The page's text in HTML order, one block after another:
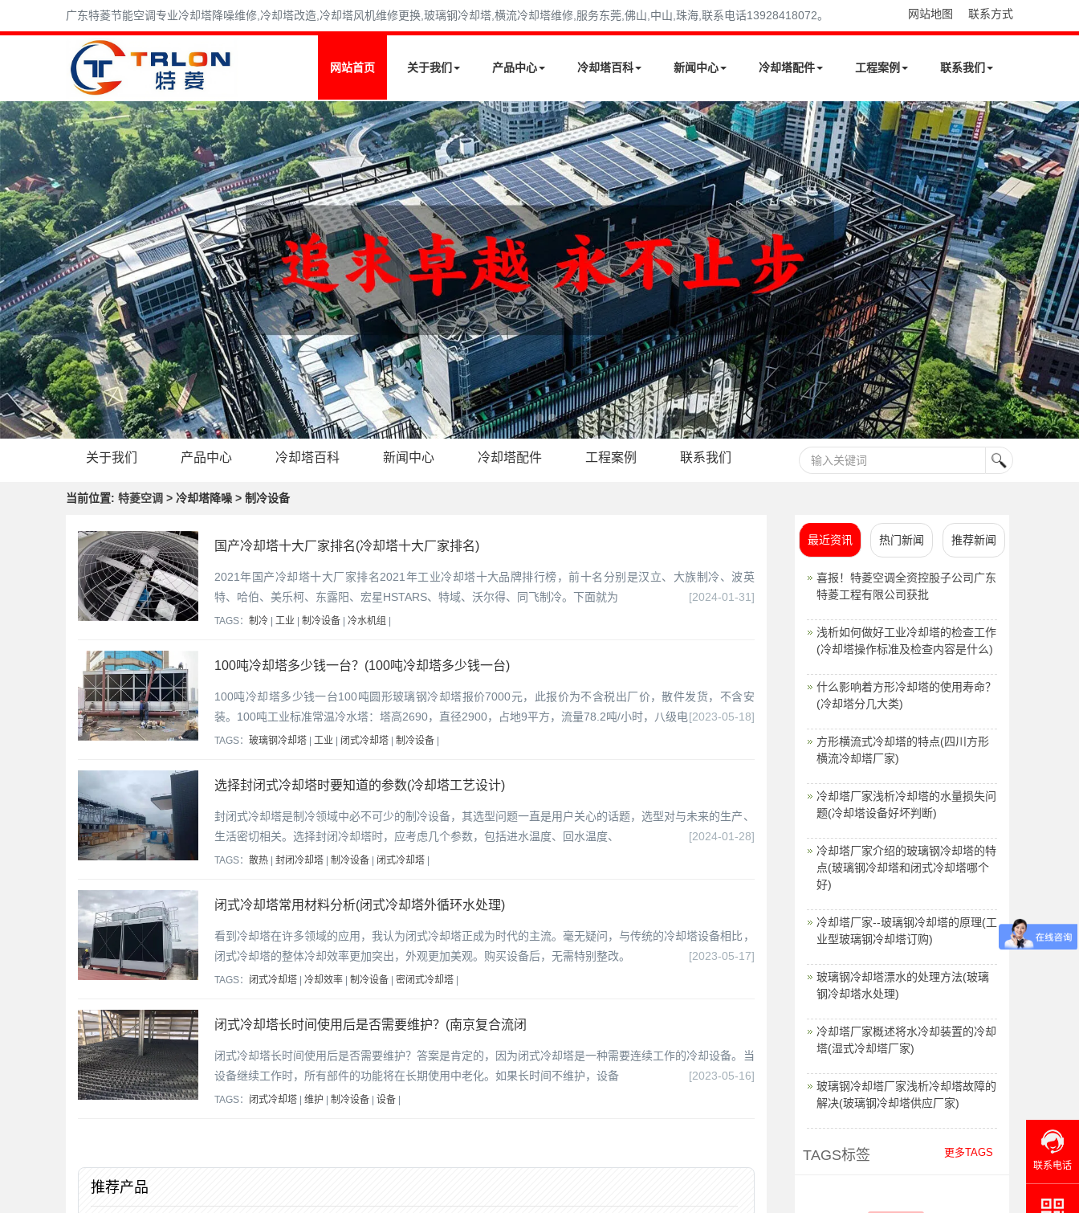
广东特菱节能空调专业冷却塔降噪维修,冷却塔改造,冷却塔风机维修更换,玻璃钢冷却塔,横流冷却塔维修,服务东莞,佛山,中山,珠海,联系电话13928418072。 网站地图 联系方式
网站首页 关于我们 产品中心 冷却塔百科 新闻中心 冷却塔配件 工程案例 联系我们
关于我们 产品中心 冷却塔百科 新闻中心 冷却塔配件 工程案例 联系我们
当前位置: 特菱空调 > 冷却塔降噪 > 制冷设备
国产冷却塔十大厂家排名(冷却塔十大厂家排名)
2021年国产冷却塔十大厂家排名2021年工业冷却塔十大品牌排行榜，前十名分别是汉立、大族制冷、波英
特、哈伯、美乐柯、东露阳、宏星HSTARS、特域、沃尔得、同飞制冷。下面就为
[2024-01-31]
TAGS： 制冷 | 工业 | 制冷设备 | 冷水机组 |
100吨冷却塔多少钱一台？(100吨冷却塔多少钱一台)
100吨冷却塔多少钱一台100吨圆形玻璃钢冷却塔报价7000元，此报价为不含税出厂价，散件发货，不含安
装。100吨工业标准常温冷水塔：塔高2690，直径2900，占地9平方，流量78.2吨/小时，八级电[2023-05-18]
TAGS： 玻璃钢冷却塔 | 工业 | 闭式冷却塔 | 制冷设备 |
选择封闭式冷却塔时要知道的参数(冷却塔工艺设计)
封闭式冷却塔是制冷领域中必不可少的制冷设备，其选型问题一直是用户关心的话题，选型对与未来的生产、
生活密切相关。选择封闭冷却塔时，应考虑几个参数，包括进水温度、回水温度、
[2024-01-28]
TAGS： 散热 | 封闭冷却塔 | 制冷设备 | 闭式冷却塔 |
闭式冷却塔常用材料分析(闭式冷却塔外循环水处理)
看到冷却塔在许多领域的应用，我认为闭式冷却塔正成为时代的主流。毫无疑问，与传统的冷却塔设备相比，
闭式冷却塔的整体冷却效率更加突出，外观更加美观。购买设备后，无需特别整改。
[2023-05-17]
TAGS： 闭式冷却塔 | 冷却效率 | 制冷设备 | 密闭式冷却塔 |
闭式冷却塔长时间使用后是否需要维护？(南京复合流闭
闭式冷却塔长时间使用后是否需要维护？答案是肯定的，因为闭式冷却塔是一种需要连续工作的冷却设备。当
设备继续工作时，所有部件的功能将在长期使用中老化。如果长时间不维护，设备
[2023-05-16]
TAGS： 闭式冷却塔 | 维护 | 制冷设备 | 设备 |
推荐产品
最近资讯 热门新闻 推荐新闻
喜报！特菱空调全资控股子公司广东
特菱工程有限公司获批
浅析如何做好工业冷却塔的检查工作
(冷却塔操作标准及检查内容是什么)
什么影响着方形冷却塔的使用寿命？
(冷却塔分几大类)
方形横流式冷却塔的特点(四川方形
横流冷却塔厂家)
冷却塔厂家浅析冷却塔的水量损失问
题(冷却塔设备好坏判断)
冷却塔厂家介绍的玻璃钢冷却塔的特
点(玻璃钢冷却塔和闭式冷却塔哪个
好)
冷却塔厂家--玻璃钢冷却塔的原理(工
业型玻璃钢冷却塔订购)
玻璃钢冷却塔漂水的处理方法(玻璃
钢冷却塔水处理)
冷却塔厂家概述将水冷却装置的冷却
塔(湿式冷却塔厂家)
玻璃钢冷却塔厂家浅析冷却塔故障的
解决(玻璃钢冷却塔供应厂家)
TAGS标签 更多TAGS
联系电话